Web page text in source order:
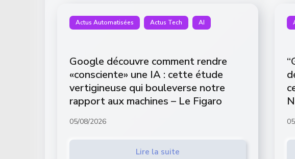
Actus Automatisées Actus Tech AI
Google découvre comment rendre
«consciente» une IA : cette étude
vertigineuse qui bouleverse notre
rapport aux machines – Le Figaro
05/08/2026
Lire la suite